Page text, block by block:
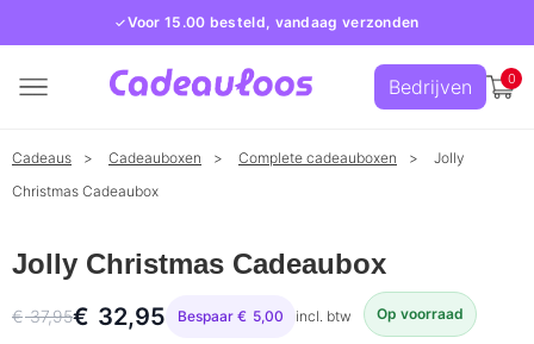
Voor 15.00 besteld, vandaag verzonden
Bedrijven 0
Cadeaus Cadeauboxen Complete cadeauboxen
Jolly
Christmas Cadeaubox
Jolly Christmas Cadeaubox
€37,95
Oorspronkelijke
€ 32,95
Huidige
Bespaar € 5,00 incl. btw Op voorraad